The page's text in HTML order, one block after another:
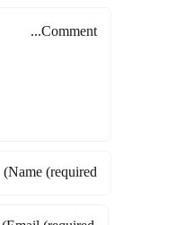
Comment